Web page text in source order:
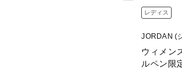
レディス
JORDAN (
ウィメン
ルペン限